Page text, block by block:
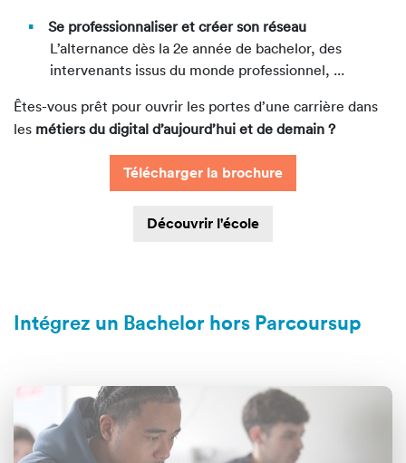
Se professionnaliser et créer son réseau
L’alternance dès la 2e année de bachelor, des
intervenants issus du monde professionnel, ...
Êtes-vous prêt pour ouvrir les portes d’une carrière dans
les métiers du digital d’aujourd’hui et de demain ?
Télécharger la brochure
Découvrir l'école
Intégrez un Bachelor hors Parcoursup